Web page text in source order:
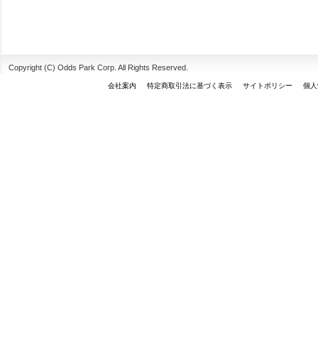
Copyright (C) Odds Park Corp. All Rights Reserved.
会社案内 特定商取引法に基づく表示 サイトポリシー 個